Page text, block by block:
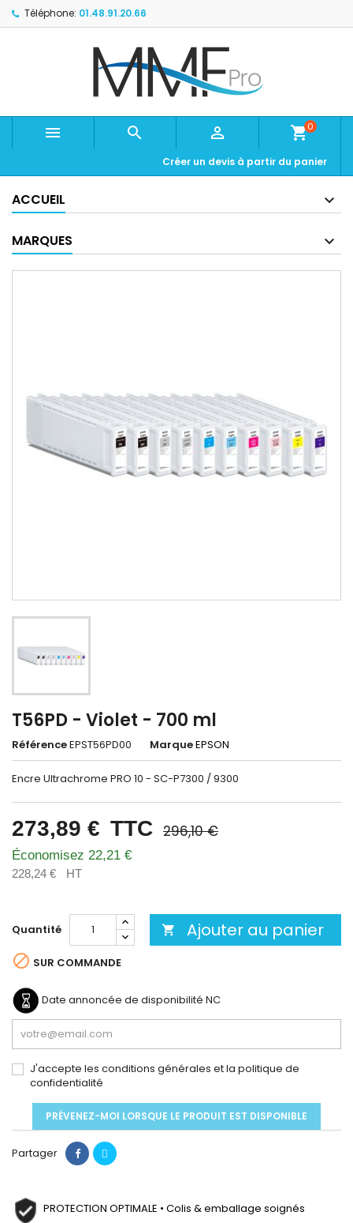
Téléphone: 01.48.91.20.66
   shopping_cart0
Créer un devis à partir du panier
ACCUEIL
MARQUES
T56PD - Violet - 700 ml
RéférenceEPST56PD00 MarqueEPSON
Encre Ultrachrome PRO 10 - SC-P7300 / 9300
273,89 € TTC 296,10 €
Économisez 22,21 €
228,24 € HT
Quantité  Ajouter au panier
 SUR COMMANDE
Date annoncée de disponibilité NC
J'accepte les conditions générales et la politique de
confidentialité
PRÉVENEZ-MOI LORSQUE LE PRODUIT EST DISPONIBLE
Partager
PROTECTION OPTIMALE • Colis & emballage soignés